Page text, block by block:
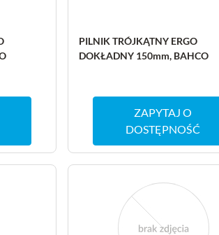
PILNIK TRÓJKĄTNY ERGO
DOKŁADNY 150mm, BAHCO
ZAPYTAJ O
DOSTĘPNOŚĆ